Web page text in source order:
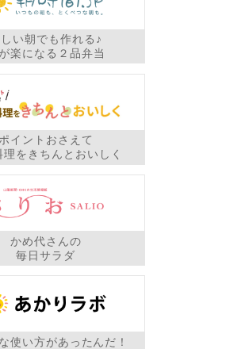
い朝でも作れる♪
楽になる２品弁当
イントおさえて
理をきちんとおいしく
かめ代さんの
毎日サラダ
使い方があったんだ！